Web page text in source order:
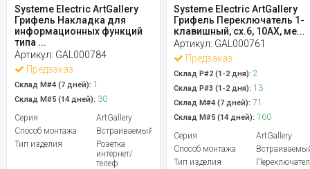
Systeme Electric ArtGallery
Грифель Накладка для
информационных функций
типа ...
Артикул: GAL000784
Предзаказ
Склад М#4 (7 дней): 1
Склад М#5 (14 дней): 30
Серия
ArtGallery
Способ монтажа
Встраиваемый
Тип изделия
Розетка
интернет/
телеф
Systeme Electric ArtGallery
Грифель Переключатель 1-
клавишный, сх.6, 10АХ, ме...
Артикул: GAL000761
Предзаказ
Склад Р#2 (1-2 дня): 2
Склад Р#3 (1-2 дня): 13
Склад М#4 (7 дней): 71
Склад М#5 (14 дней): 160
Серия
ArtGallery
Способ монтажа
Тип изделия